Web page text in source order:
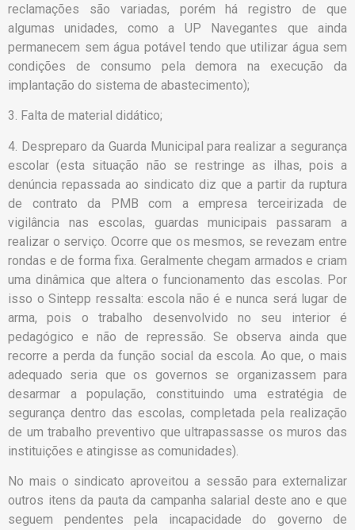
reclamações são variadas, porém há registro de que
algumas unidades, como a UP Navegantes que ainda
permanecem sem água potável tendo que utilizar água sem
condições de consumo pela demora na execução da
implantação do sistema de abastecimento);
3. Falta de material didático;
4. Despreparo da Guarda Municipal para realizar a segurança
escolar (esta situação não se restringe as ilhas, pois a
denúncia repassada ao sindicato diz que a partir da ruptura
de contrato da PMB com a empresa terceirizada de
vigilância nas escolas, guardas municipais passaram a
realizar o serviço. Ocorre que os mesmos, se revezam entre
rondas e de forma fixa. Geralmente chegam armados e criam
uma dinâmica que altera o funcionamento das escolas. Por
isso o Sintepp ressalta: escola não é e nunca será lugar de
arma, pois o trabalho desenvolvido no seu interior é
pedagógico e não de repressão. Se observa ainda que
recorre a perda da função social da escola. Ao que, o mais
adequado seria que os governos se organizassem para
desarmar a população, constituindo uma estratégia de
segurança dentro das escolas, completada pela realização
de um trabalho preventivo que ultrapassasse os muros das
instituições e atingisse as comunidades).
No mais o sindicato aproveitou a sessão para externalizar
outros itens da pauta da campanha salarial deste ano e que
seguem pendentes pela incapacidade do governo de